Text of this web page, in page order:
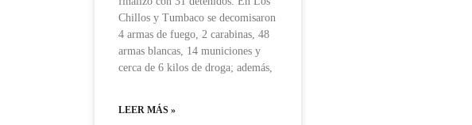
Chillos y Tumbaco se decomisaron
4 armas de fuego, 2 carabinas, 48
armas blancas, 14 municiones y
cerca de 6 kilos de droga; además,
LEER MÁS »